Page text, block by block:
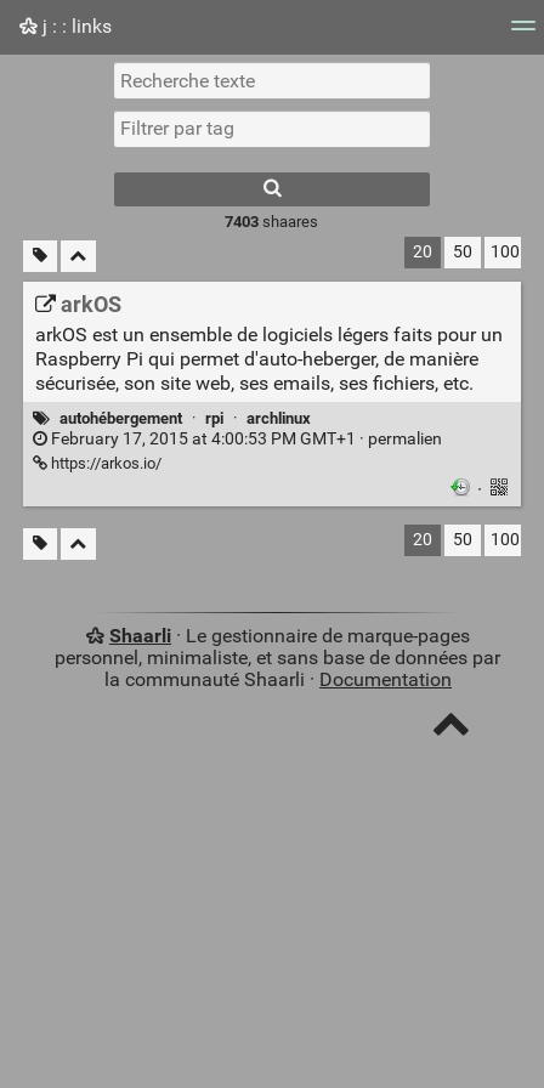
j : : links
Nuage de tags Mur d'images
7403 shaares
20 50 100
arkOS
arkOS est un ensemble de logiciels légers faits pour un
Raspberry Pi qui permet d'auto-heberger, de manière
sécurisée, son site web, ses emails, ses fichiers, etc.
autohébergement · rpi · archlinux
February 17, 2015 at 4:00:53 PM GMT+1 · permalien
https://arkos.io/
·
20 50 100
Shaarli· Le gestionnaire de marque-pages
personnel, minimaliste, et sans base de données par
la communauté Shaarli · Documentation